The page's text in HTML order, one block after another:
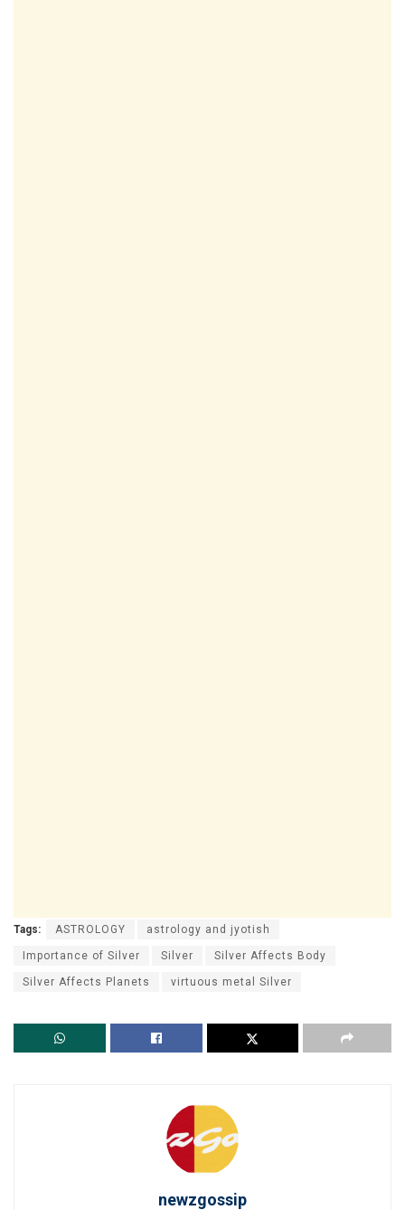
Tags: ASTROLOGY astrology and jyotish
Importance of Silver Silver Silver Affects Body
Silver Affects Planets virtuous metal Silver
newzgossip